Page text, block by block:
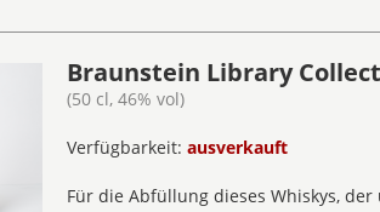
Braunstein Library
(50 cl, 46% vol)
Verfügbarkeit: ausverkauft
Für die Abfüllung dieses Whiskys,